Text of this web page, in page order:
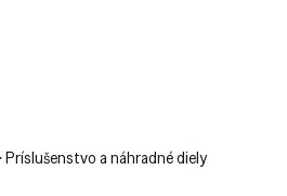
a náhradné diely